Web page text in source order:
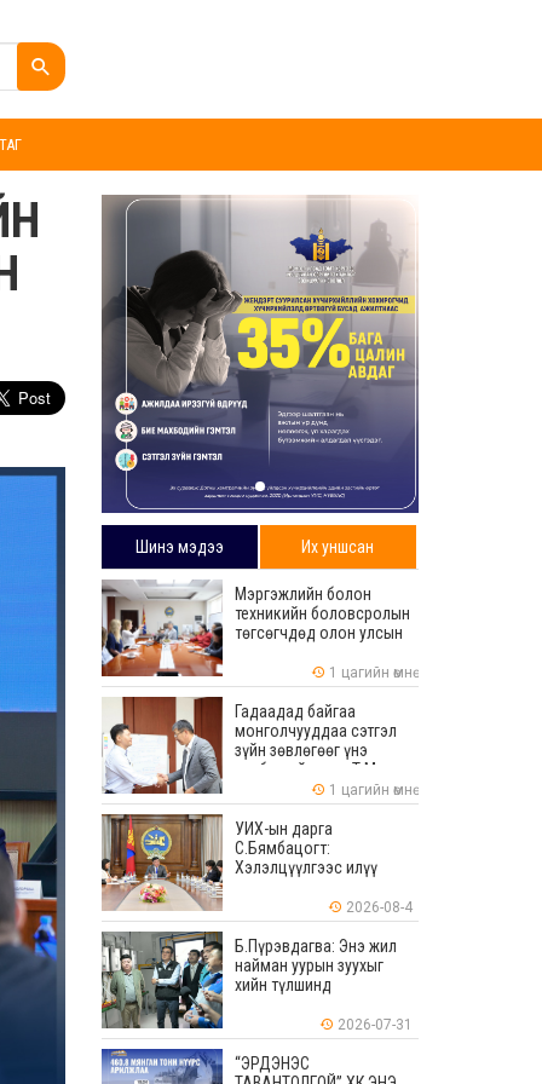
Шинэ мэдээ Их уншсан
Мэргэжлийн болон
техникийн боловсролын
төгсөгчдөд олон улсын
зөвшөөрөгдөх ур
чадваруудыг олгоно
1 цагийн өмнө
Гадаадад байгаа
монголчууддаа сэтгэл
зүйн зөвлөгөөг үнэ
төлбөргүй өгдөг Т.Мөнх-
Эрдэнийг Боловсролын
тэргүүний ажилтнаар
шагналаа
1 цагийн өмнө
УИХ-ын дарга
С.Бямбацогт:
Хэлэлцүүлгээс илүү
илүү бодит үр дүн чухал
2026-08-4
Б.Пүрэвдагва: Энэ жил
найман уурын зуухыг
хийн түлшинд
2026-07-31
“ЭРДЭНЭС